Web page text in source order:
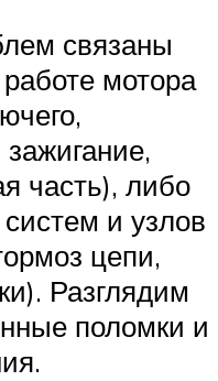
связаны
мотора
часть), либо
и узлов
цепи,
Разглядим
поломки и